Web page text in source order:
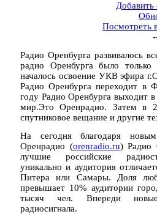
Посмотреть
Радио Оренбурга развивалось
радио Оренбурга было
началось освоение УКВ эфира
Радио Оренбурга переходит
году Радио Оренбурга выходит в
мир.Это Оренрадио. Затем в
спутниковое вещание и другие
На сегодня благодаря
Оренрадио (orenradio.ru) Радио
лучшие российские
уникально и аудитория
Питера или Самары. Доля
превышает 10% аудитории
тысяч чел. Впереди новые
радиосигнала.